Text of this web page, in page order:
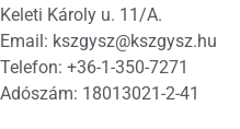
Keleti Károly u. 11/A.
Email: kszgysz@kszgysz.hu
Telefon: +36-1-350-7271
Adószám: 18013021-2-41